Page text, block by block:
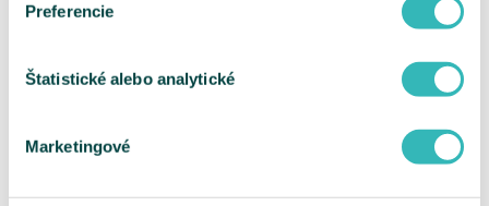
Preferencie
Štatistické alebo analytické
Marketingové